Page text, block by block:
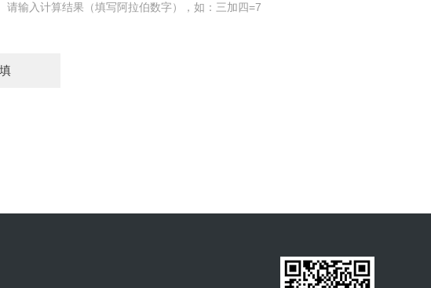
请输入计算结果（填写阿拉伯数字），如：三加四=7